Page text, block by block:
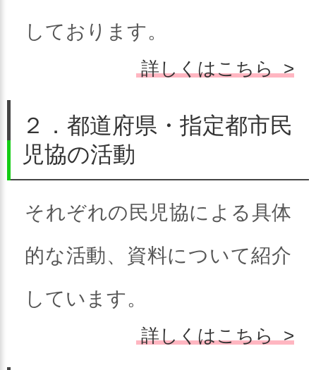
員活動の充実や民生委員・児
童委員が活動しやすい環境づ
す。
しております。
詳しくはこちら >
２．都道府県・指定都市民
児協の活動
それぞれの民児協による具体
的な活動、資料について紹介
しています。
詳しくはこちら >